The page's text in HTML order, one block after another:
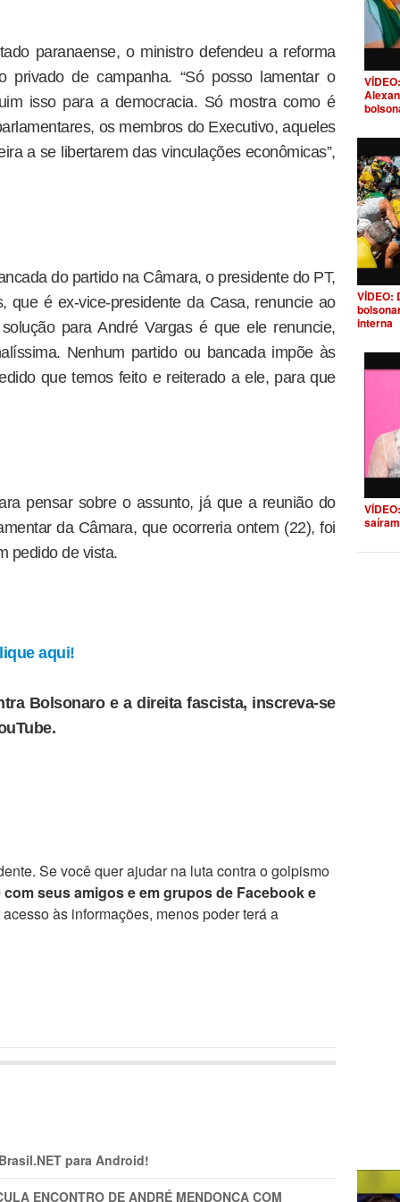
paranaense, o ministro defendeu a reforma
privado de campanha. “Só posso lamentar o
isso para a democracia. Só mostra como é
os membros do Executivo, aqueles
a se libertarem das vinculações econômicas”,
do partido na Câmara, o presidente do PT,
que é ex-vice-presidente da Casa, renuncie ao
para André Vargas é que ele renuncie,
Nenhum partido ou bancada impõe às
que temos feito e reiterado a ele, para que
pensar sobre o assunto, já que a reunião do
da Câmara, que ocorreria ontem (22), foi
pedido de vista.
aqui!
Bolsonaro e a direita fascista, inscreva-se
Se você quer ajudar na luta contra o golpismo
seus amigos e em grupos de Facebook e
às informações, menos poder terá a
para Android!
ENCONTRO DE ANDRÉ MENDONÇA COM
VÍDEO:
interna